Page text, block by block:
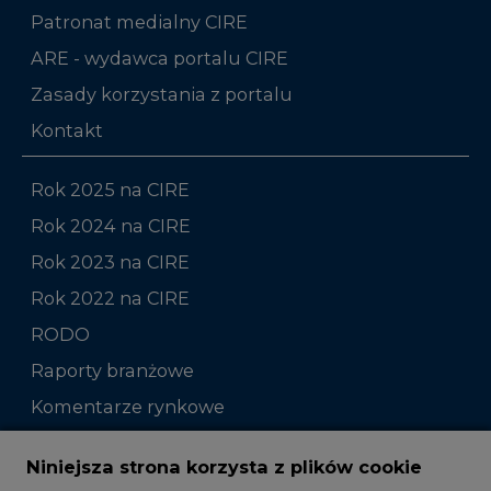
Patronat medialny CIRE
ARE - wydawca portalu CIRE
Zasady korzystania z portalu
Kontakt
Rok 2025 na CIRE
Rok 2024 na CIRE
Rok 2023 na CIRE
Rok 2022 na CIRE
RODO
Raporty branżowe
Komentarze rynkowe
Zmiany kadrowe na rynku
Niniejsza strona korzysta z plików cookie